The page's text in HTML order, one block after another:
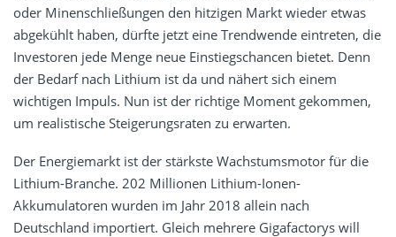
oder Minenschließungen den hitzigen Markt wieder etwas
abgekühlt haben, dürfte jetzt eine Trendwende eintreten, die
Investoren jede Menge neue Einstiegschancen bietet. Denn
der Bedarf nach Lithium ist da und nähert sich einem
wichtigen Impuls. Nun ist der richtige Moment gekommen,
um realistische Steigerungsraten zu erwarten.
Der Energiemarkt ist der stärkste Wachstumsmotor für die
Lithium-Branche. 202 Millionen Lithium-Ionen-
Akkumulatoren wurden im Jahr 2018 allein nach
Deutschland importiert. Gleich mehrere Gigafactorys will